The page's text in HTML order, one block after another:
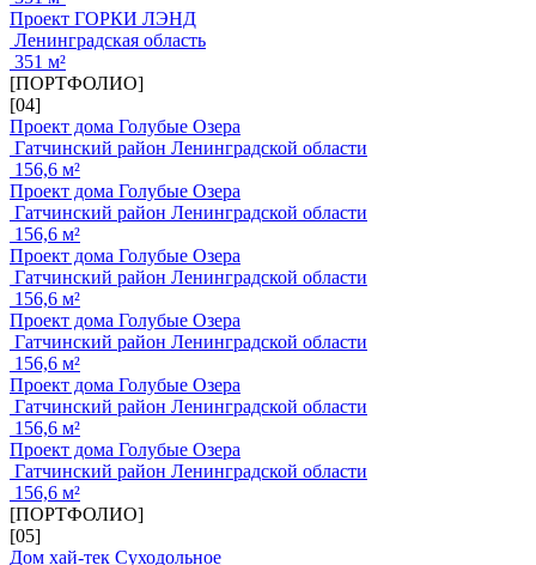
Проект ГОРКИ ЛЭНД
Ленинградская область
351 м²
[ПОРТФОЛИО]
[04]
Проект дома Голубые Озера
Гатчинский район Ленинградской области
156,6 м²
Проект дома Голубые Озера
Гатчинский район Ленинградской области
156,6 м²
Проект дома Голубые Озера
Гатчинский район Ленинградской области
156,6 м²
Проект дома Голубые Озера
Гатчинский район Ленинградской области
156,6 м²
Проект дома Голубые Озера
Гатчинский район Ленинградской области
156,6 м²
Проект дома Голубые Озера
Гатчинский район Ленинградской области
156,6 м²
[ПОРТФОЛИО]
[05]
Дом хай-тек Суходольное